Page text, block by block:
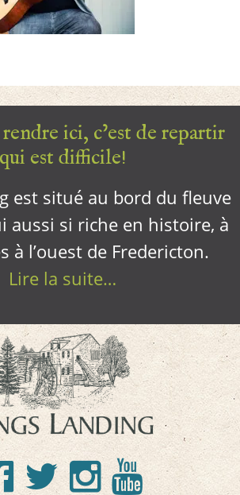
ici, c’est de repartir
qui est difficile!
est situé au bord du fleuve
aussi si riche en histoire, à
à l’ouest de Fredericton.
Lire la suite…